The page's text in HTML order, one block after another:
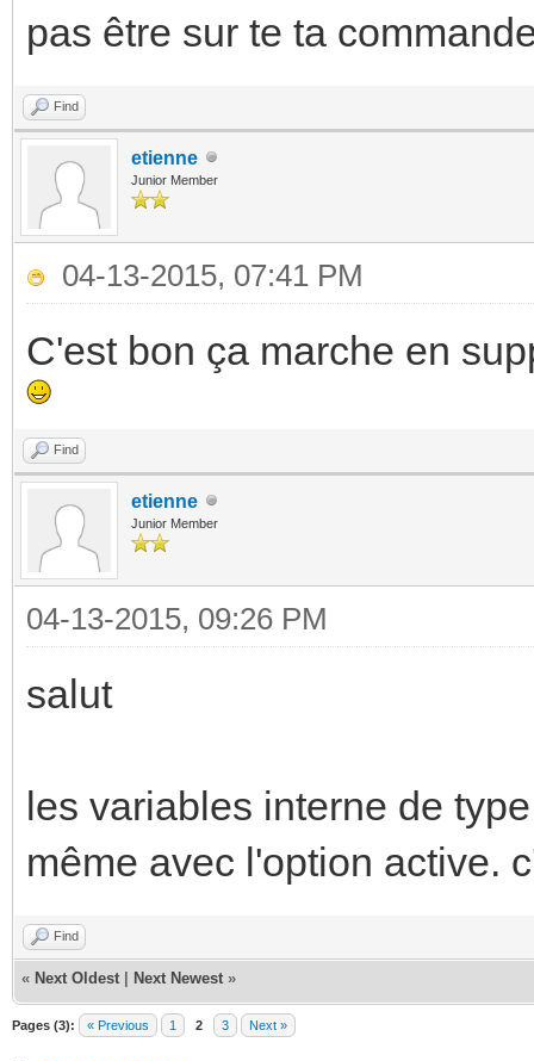
pas être sur te ta
Find
etienne
Junior Member
04-13-2015, 07:41 PM
C'est bon ça marche en
Find
etienne
Junior Member
04-13-2015, 09:26 PM
salut
les variables interne de
même avec l'option active.
Find
« Next Oldest Next Newest »
Pages (3): « Previous 1 2 3 Next »